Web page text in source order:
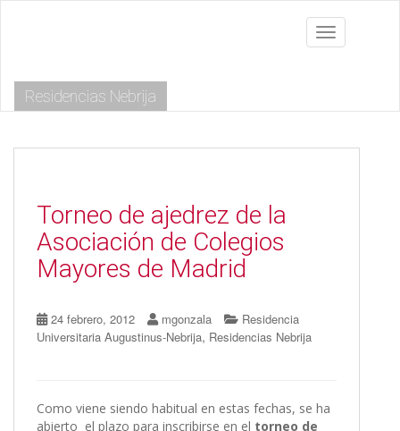
m
Toggle
Residencias Nebrija
Torneo de ajedrez de la
Asociación de Colegios
Mayores de Madrid
24 febrero, 2012 mgonzala
Residencia
Universitaria Augustinus-Nebrija, Residencias Nebrija
Como viene siendo habitual en estas fechas, se ha
abierto el plazo para inscribirse en el torneo de